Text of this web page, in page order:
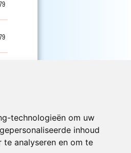
technologieën om uw
inhoud
analyseren en om te
beste
de lage
In
tablet